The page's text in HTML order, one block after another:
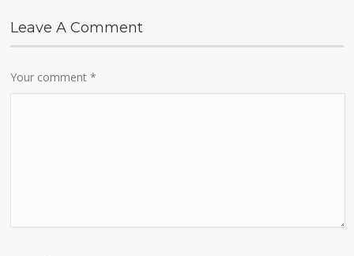
Leave A Comment
Your comment*